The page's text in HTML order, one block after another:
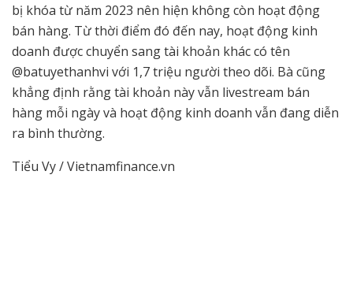
bị khóa từ năm 2023 nên hiện không còn hoạt động
bán hàng. Từ thời điểm đó đến nay, hoạt động kinh
doanh được chuyển sang tài khoản khác có tên
@batuyethanhvi với 1,7 triệu người theo dõi. Bà cũng
khẳng định rằng tài khoản này vẫn livestream bán
hàng mỗi ngày và hoạt động kinh doanh vẫn đang diễn
ra bình thường.
Tiểu Vy / Vietnamfinance.vn